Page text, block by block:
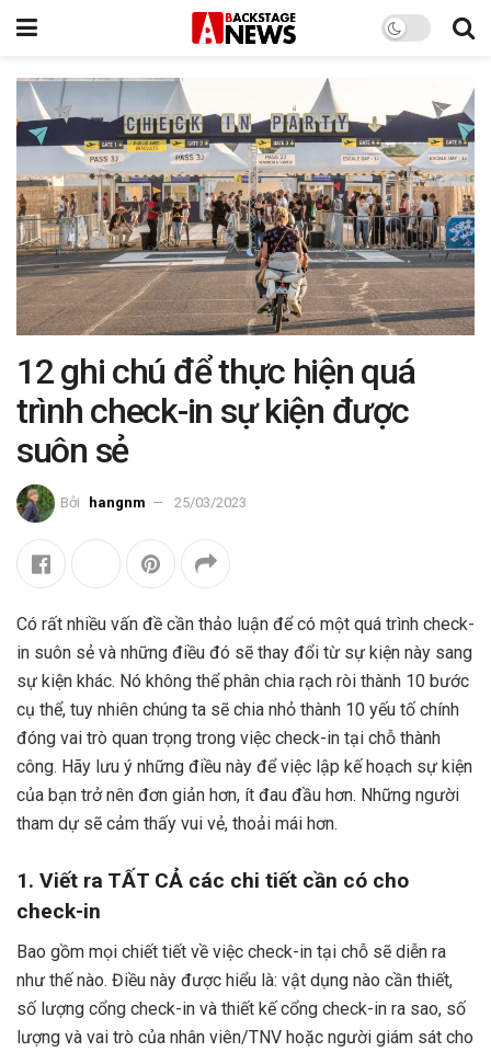
12 ghi chú để thực hiện quá
trình check-in sự kiện được
suôn sẻ
Bởi hangnm 25/03/2023
Có rất nhiều vấn đề cần thảo luận để có một quá trình check-
in suôn sẻ và những điều đó sẽ thay đổi từ sự kiện này sang
sự kiện khác. Nó không thể phân chia rạch ròi thành 10 bước
cụ thể, tuy nhiên chúng ta sẽ chia nhỏ thành 10 yếu tố chính
đóng vai trò quan trọng trong việc check-in tại chỗ thành
công. Hãy lưu ý những điều này để việc lập kế hoạch sự kiện
của bạn trở nên đơn giản hơn, ít đau đầu hơn. Những người
tham dự sẽ cảm thấy vui vẻ, thoải mái hơn.
1. Viết ra TẤT CẢ các chi tiết cần có cho
check-in
Bao gồm mọi chiết tiết về việc check-in tại chỗ sẽ diễn ra
như thế nào. Điều này được hiểu là: vật dụng nào cần thiết,
số lượng cổng check-in và thiết kế cổng check-in ra sao, số
lượng và vai trò của nhân viên/TNV hoặc người giám sát cho